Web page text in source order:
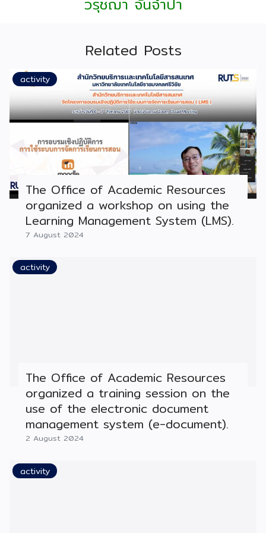
Related Posts
activity
The Office of Academic Resources
organized a workshop on using the
Learning Management System (LMS).
7 August 2024
activity
The Office of Academic Resources
organized a training session on the
use of the electronic document
management system (e-document).
2 August 2024
activity